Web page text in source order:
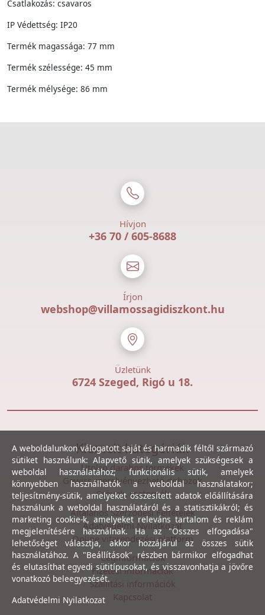
Csatlakozás: csavaros
IP Védettség: IP20
Termék magassága: 77 mm
Termék szélessége: 45 mm
Termék mélysége: 86 mm
Hívjon
+36 70 / 605-8688
Írjon
webshop@villamossagidiszkont.hu
Üzletünk
6724 Szeged, Rigó u 18.
Kiemelt kategóriák
Utolsó darabos termékek
Gewiss szerelvényezhető dobozok
Csövek, csatornák
Általános Szerződési Feltételek
Adatvédelmi Nyilatkozat
Online vitarendezési platform
Céginformációk
Fizetési információk
Szállítási információk
Kapcsolat
A weboldalunkon válogatott saját és harmadik féltől származó
sütiket használunk: Alapvető sütik, amelyek szükségesek a
weboldal használatához; funkcionális sütik, amelyek
könnyebben használhatók a weboldal használatakor;
teljesítmény-sütik, amelyeket összesített adatok előállítására
használunk a weboldal használatáról és a statisztikákról; és
marketing cookie-k, amelyeket releváns tartalom és reklám
megjelenítésére használnak. Ha az "Összes elfogadása"
lehetőséget választja, akkor hozzájárul az összes sütik
használatához. A "Beállítások" részben bármikor elfogadhat
és elutasíthat egyedi sütitípusokat, és visszavonhatja a jövőre
vonatkozó beleegyezését.
Adatvédelmi Nyilatkozat